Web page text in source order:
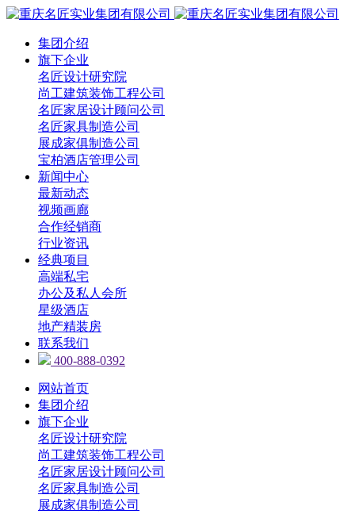
集团介绍
旗下企业
名匠设计研究院
尚工建筑装饰工程公司
名匠家居设计顾问公司
名匠家具制造公司
展成家俱制造公司
宝柏酒店管理公司
新闻中心
最新动态
视频画廊
合作经销商
行业资讯
经典项目
高端私宅
办公及私人会所
星级酒店
地产精装房
联系我们
400-888-0392
网站首页
集团介绍
旗下企业
名匠设计研究院
尚工建筑装饰工程公司
名匠家居设计顾问公司
名匠家具制造公司
展成家俱制造公司